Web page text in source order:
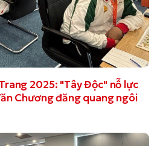
2025: "Tây Độc" nỗ lực
Chương đăng quang ngôi